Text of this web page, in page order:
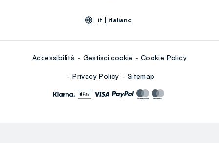
it | italiano
Accessibilità Gestisci cookie Cookie Policy
Privacy Policy Sitemap